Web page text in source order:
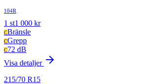
104R
1 st1 000 kr
CBränsle
CGrepp
C72 dB
Visa detaljer
215/70 R15